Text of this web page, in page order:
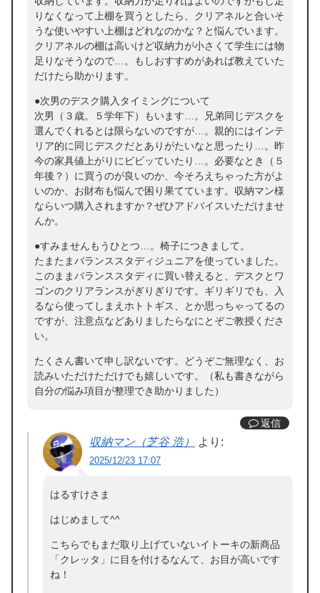
りなくなって上棚を買うとしたら、クリアネルと合いそ
うな使いやすい上棚はどれなのかな？と悩んでいます。
クリアネルの棚は高いけど収納力が小さくて学生には物
足りなそうなので…。もしおすすめがあれば教えていた
だけたら助かります。
●次男のデスク購入タイミングについて
次男（３歳。５学年下）もいます…。兄弟同じデスクを
選んでくれるとは限らないのですが…。親的にはインテ
リア的に同じデスクだとありがたいなと思ったり…。昨
今の家具値上がりにビビッていたり…。必要なとき（５
年後？）に買うのが良いのか、今そろえちゃった方がよ
いのか、お財布も悩んで困り果てています。収納マン様
ならいつ購入されますか？ぜひアドバイスいただけませ
んか。
●すみませんもうひとつ…。椅子につきまして。
たまたまバランススタディジュニアを使っていました。
このままバランススタディに買い替えると、デスクとワ
ゴンのクリアランスがぎりぎりです。ギリギリでも、入
るなら使ってしまえホトトギス、とか思っちゃってるの
ですが、注意点などありましたらなにとぞご教授くださ
い。
たくさん書いて申し訳ないです。どうぞご無理なく、お
読みいただけただけでも嬉しいです。（私も書きながら
自分の悩み項目が整理でき助かりました）
返信
収納マン（芝谷 浩） より:
2025/12/23 17:07
はるすけさま
はじめまして^^
こちらでもまだ取り上げていないイトーキの新商品
「クレッタ」に目を付けるなんて、お目が高いです
ね！